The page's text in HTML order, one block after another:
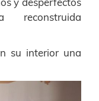
su interior una